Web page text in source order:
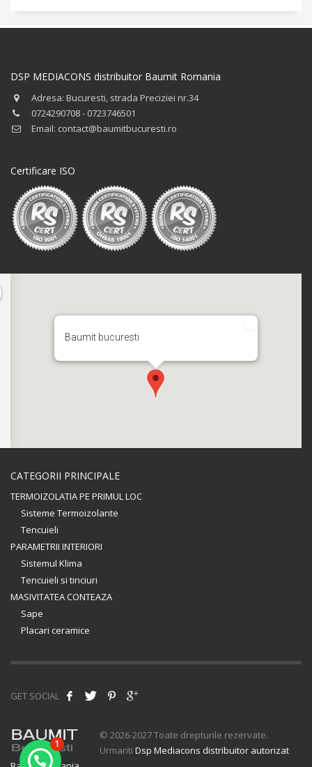
DSP MEDIACONS distribuitor Baumit Romania
Adresa: Bucuresti, strada Preciziei nr.34
0724290708 - 0723746501
Email: contact@baumitbucuresti.ro
Certificare ISO
Baumit bucuresti
CATEGORII PRINCIPALE
TERMOIZOLATIA PE PRIMUL LOC
Sisteme Termoizolante
Tencuieli
PARAMETRII INTERIORI
Sistemul Klima
Tencuieli si tinciuri
MASIVITATEA CONTEAZA
Sape
Placari ceramice
GET SOCIAL
© 2026-2027 Toate drepturile rezervate.
Urmariti Dsp Mediacons distribuitor autorizat
1